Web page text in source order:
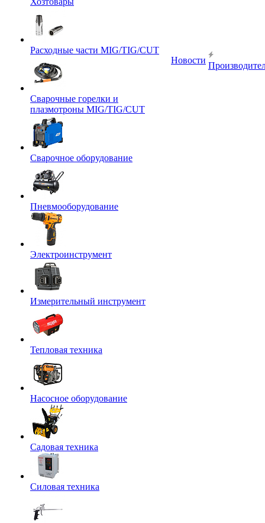
Расходные части MIG/TIG/CUT
Сварочные горелки и
плазмотроны MIG/TIG/CUT
Сварочное оборудование
Пневмооборудование
Электроинструмент
Измерительный инструмент
Тепловая техника
Насосное оборудование
Садовая техника
Силовая техника
Новости